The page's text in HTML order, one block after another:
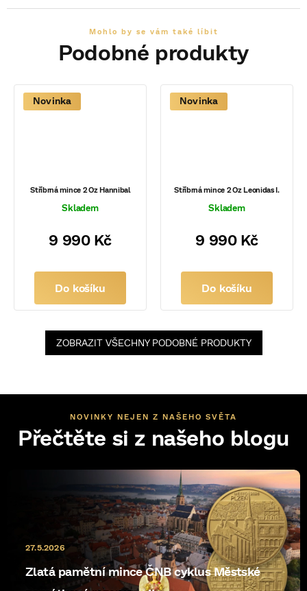
Novinka
Stříbrná mince 2 Oz Hannibal
Skladem
9 990 Kč
Do košíku
Novinka
Stříbrná mince 2 Oz Leonidas I.
Skladem
9 990 Kč
Do košíku
ZOBRAZIT VŠECHNY PODOBNÉ PRODUKTY
NOVINKY NEJEN Z NAŠEHO SVĚTA
Přečtěte si z našeho blogu
Zlatá pamětní mince ČNB cyklus Městské
27.5.2026